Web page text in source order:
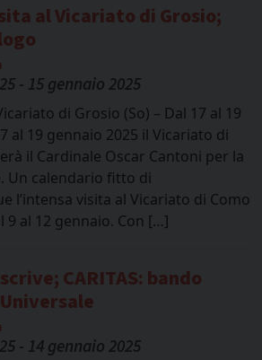
al Vicariato di Grosio;
- 15 gennaio 2025
di Grosio (So) – Dal 17 al 19
al 19 gennaio 2025 il Vicariato di
il Cardinale Oscar Cantoni per la
Un calendario fitto di
l’intensa visita al Vicariato di Como
9 al 12 gennaio. Con […]
CARITAS: bando
- 14 gennaio 2025